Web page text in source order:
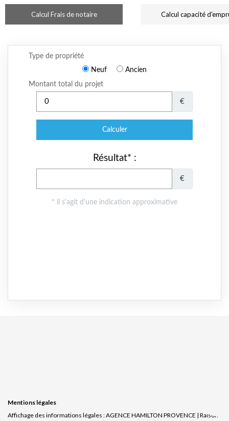
Calcul Frais de notaire Calcul capacité
Mentions légales
Affichage des informations légales : AGENCE HAMILTON PROVENCE | Raison